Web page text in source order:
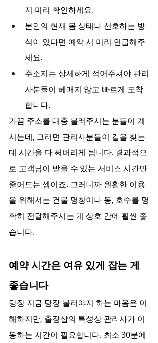
지 미리 확인하세요.
본인의 현재 몸 상태나 선호하는 방
식이 있다면 예약 시 미리 언급해주
세요.
주소지는 상세하게 적어주셔야 관리
사분들이 헤매지 않고 빠르게 도착
합니다.
가끔 주소를 대충 불러주시는 분들이 계
시는데, 그러면 관리사분들이 길을 찾는
데 시간을 다 써버리게 됩니다. 결과적으
로 고객님이 받을 수 있는 서비스 시간만
줄어드는 셈이죠. 그러니까 원활한 이용
을 위해서는 건물 명칭이나 동, 호수를 명
확히 전달해주시는 게 상호 간에 훨씬 좋
습니다.
예약 시간은 여유 있게 잡는 게
좋습니다
당장 지금 당장 불러야지 하는 마음은 이
해하지만, 출장샵의 특성상 관리사가 이
동하는 시간이 필요합니다. 최소 30분에